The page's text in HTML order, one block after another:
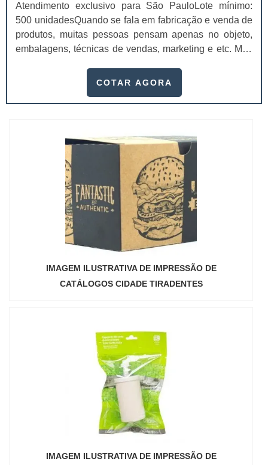
Atendimento exclusivo para São PauloLote mínimo:
500 unidadesQuando se fala em fabricação e venda de
produtos, muitas pessoas pensam apenas no objeto,
embalagens, técnicas de vendas, marketing e etc. Mas
e logística adequada, esses esforços podem não valer
um papel de destaque muito abrangente, pois este item,
COTAR AGORA
IMAGEM ILUSTRATIVA DE IMPRESSÃO DE
CATÁLOGOS CIDADE TIRADENTES
IMAGEM ILUSTRATIVA DE IMPRESSÃO DE